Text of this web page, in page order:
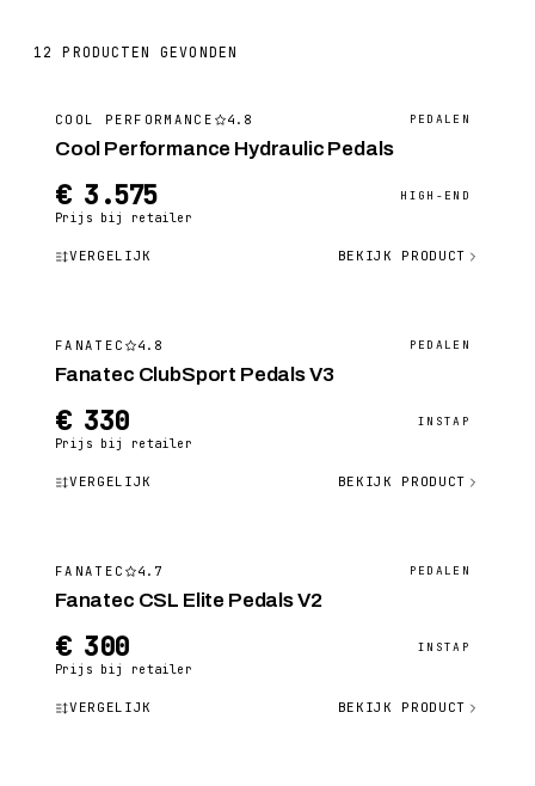
12 PRODUCTEN GEVONDEN
COOL PERFORMANCE 4.8 PEDALEN
Cool Performance Hydraulic Pedals
€ 3.575
HIGH-END
Prijs bij retailer
VERGELIJK BEKIJK PRODUCT
FANATEC 4.8 PEDALEN
Fanatec ClubSport Pedals V3
€ 330
INSTAP
Prijs bij retailer
VERGELIJK BEKIJK PRODUCT
FANATEC 4.7 PEDALEN
Fanatec CSL Elite Pedals V2
€ 300
INSTAP
Prijs bij retailer
VERGELIJK BEKIJK PRODUCT